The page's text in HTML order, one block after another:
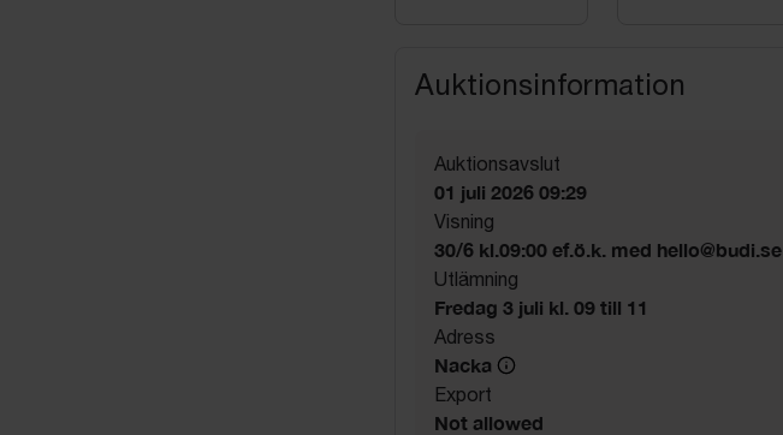
Auktionsinformation
Auktionsavslut
01 juli 2026 09:29
Visning
30/6 kl.09:00 ef.ö.k. med hello@budi.se
Utlämning
Fredag 3 juli kl. 09 till 11
Adress
Nacka
Export
Not allowed